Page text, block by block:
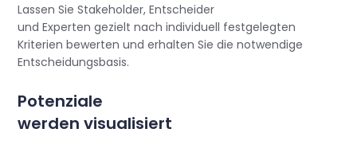
Lassen Sie Stakeholder, Entscheider
und Experten gezielt nach individuell festgelegten
Kriterien bewerten und erhalten Sie die notwendige
Entscheidungsbasis.
Potenziale
werden visualisiert